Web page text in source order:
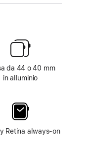
da 44 o 40 mm
in alluminio
Retina always‑on